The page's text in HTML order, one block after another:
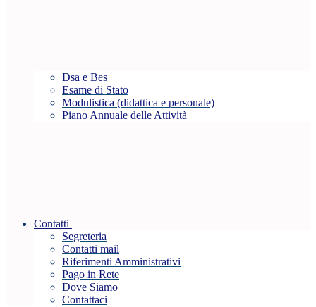
Dsa e Bes
Esame di Stato
Modulistica (didattica e personale)
Piano Annuale delle Attività
Contatti
Segreteria
Contatti mail
Riferimenti Amministrativi
Pago in Rete
Dove Siamo
Contattaci